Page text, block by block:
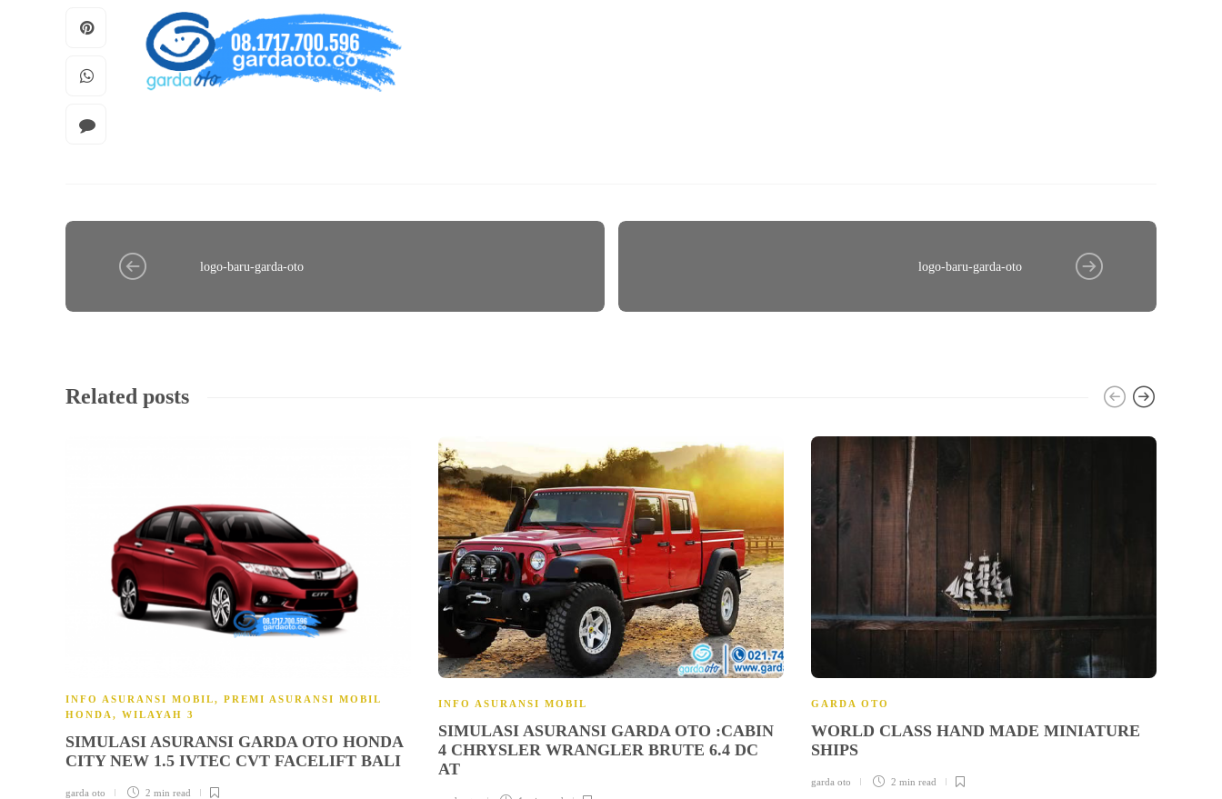
logo-baru-garda-oto logo-baru-garda-oto
Related posts
INFO ASURANSI MOBIL, PREMI ASURANSI MOBIL
HONDA , WILAYAH 3
SIMULASI ASURANSI GARDA OTO HONDA
CITY NEW 1.5 IVTEC CVT FACELIFT BALI
garda oto 2 min read
INFO ASURANSI MOBIL
SIMULASI ASURANSI GARDA OTO :CABIN
4 CHRYSLER WRANGLER BRUTE 6.4 DC
AT
GARDA OTO
WORLD CLASS HAND MADE MINIATURE
SHIPS
garda oto 2 min read